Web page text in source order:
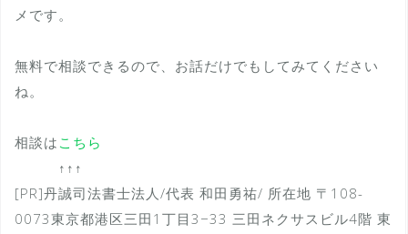
メです。
無料で相談できるので、お話だけでもしてみてください
ね。
相談は こちら
↑↑↑
[PR]丹誠司法書士法人/代表 和田勇祐/ 所在地 〒108-
0073東京都港区三田1丁目3−33 三田ネクサスビル4階 東